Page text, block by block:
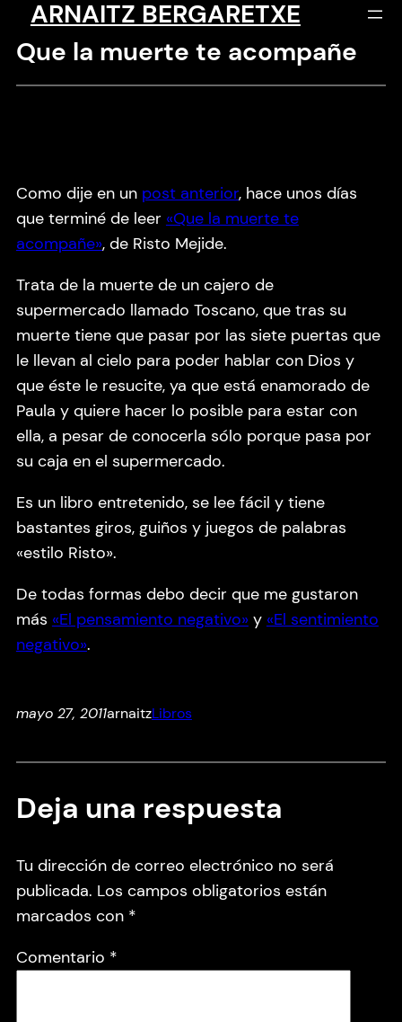
Saltar
contenido
ARNAITZ BERGARETXE
Que la muerte te acompañe
Como dije en un post anterior, hace unos días
que terminé de leer «Que la muerte te
acompañe», de Risto Mejide.
Trata de la muerte de un cajero de
supermercado llamado Toscano, que tras su
muerte tiene que pasar por las siete puertas que
le llevan al cielo para poder hablar con Dios y
que éste le resucite, ya que está enamorado de
Paula y quiere hacer lo posible para estar con
ella, a pesar de conocerla sólo porque pasa por
su caja en el supermercado.
Es un libro entretenido, se lee fácil y tiene
bastantes giros, guiños y juegos de palabras
«estilo Risto».
De todas formas debo decir que me gustaron
más «El pensamiento negativo»y «El sentimiento
negativo».
mayo 27, 2011arnaitzLibros
Deja una respuesta
Tu dirección de correo electrónico no será
publicada. Los campos obligatorios están
marcados con *
Comentario *